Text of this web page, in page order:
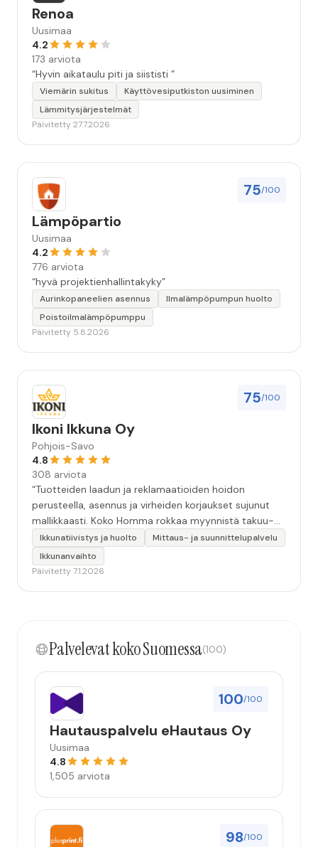
Renoa
Uusimaa
4.2
173 arviota
“Hyvin aikataulu piti ja siististi ”
Viemärin sukitus
Käyttövesiputkiston uusiminen
Lämmitysjärjestelmät
Päivitetty 27.7.2026
75/100
Lämpöpartio
Uusimaa
4.2
776 arviota
“hyvä projektienhallintakyky”
Aurinkopaneelien asennus
Ilmalämpöpumpun huolto
Poistoilmalämpöpumppu
Päivitetty 5.8.2026
75/100
Ikoni Ikkuna Oy
Pohjois-Savo
4.8
308 arviota
“Tuotteiden laadun ja reklamaatioiden hoidon
perusteella, asennus ja virheiden korjaukset sujunut
mallikkaasti. Koko Homma rokkaa myynnistä takuu-
ajalle. ”
Ikkunatiivistys ja huolto
Mittaus- ja suunnittelupalvelu
Ikkunanvaihto
Päivitetty 7.1.2026
Palvelevat koko Suomessa(100)
100/100
Hautauspalvelu eHautaus Oy
Uusimaa
4.8
1,505 arviota
98/100